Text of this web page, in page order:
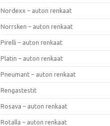
Nordexx – auton renkaat
Norrsken – auton renkaat
Pirelli – auton renkaat
Platin – auton renkaat
Pneumant – auton renkaat
Rengastestit
Rosava – auton renkaat
Rotalla – auton renkaat